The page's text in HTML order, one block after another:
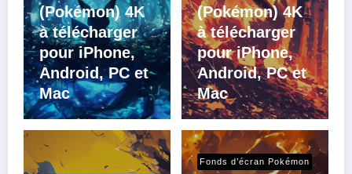
(Pokémon) 4K
à télécharger
pour iPhone,
Android, PC et
Mac
(Pokémon) 4K
à télécharger
pour iPhone,
Android, PC et
Mac
Fonds d’écran Pokémon